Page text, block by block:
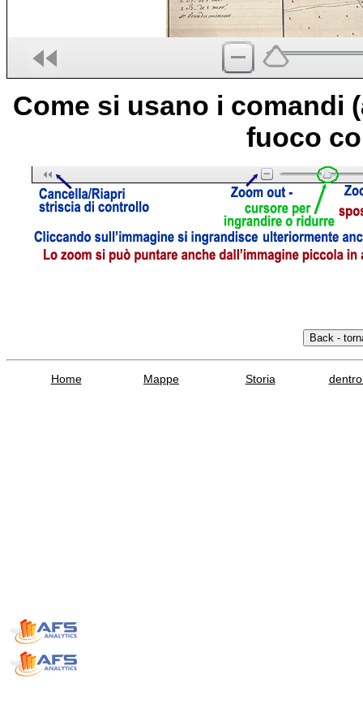
Come si usano i comandi
fuoco
Home Mappe Storia